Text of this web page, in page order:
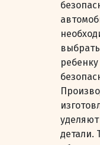
детали.